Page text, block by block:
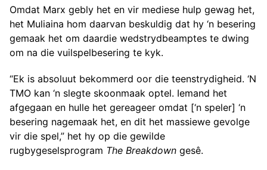
Omdat Marx gebly het en vir mediese hulp gewag het,
het Muliaina hom daarvan beskuldig dat hy ‘n besering
gemaak het om daardie wedstrydbeamptes te dwing
om na die vuilspelbesering te kyk.
“Ek is absoluut bekommerd oor die teenstrydigheid. ‘N
TMO kan ‘n slegte skoonmaak optel. Iemand het
afgegaan en hulle het gereageer omdat [‘n speler] ‘n
besering nagemaak het, en dit het massiewe gevolge
vir die spel,” het hy op die gewilde
rugbygeselsprogram The Breakdown gesê.